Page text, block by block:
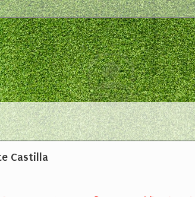
Castilla